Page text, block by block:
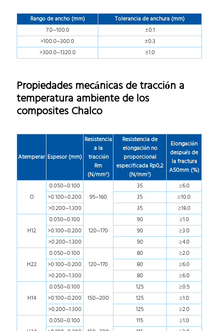
Rango de ancho (mm)
Tolerancia de anchura (mm)
7.0~100.0
±0.1
>100.0~300.0
±0.3
>300.0~1320.0
±1.0
Propiedades mecánicas de tracción a
temperatura ambiente de los
composites Chalco
Atemperar Espesor (mm)
Resistencia
a la
tracción
Rm
(N/mm²)
Resistencia de
elongación no
proporcional
especificada Rp0,2
(N/mm²)
Elongación
después de
la fractura
A50mm (%)
O
0.050~0.100
95~160
35
≥6.0
>0.100~0.200
35
≥10.0
>0.200~1.300
35 ≥18.0
H12
0.050~0.100
120~170
90
≥1.0
>0.100~0.200
90
≥3.0
>0.200~1.300
90 ≥4.0
H22
0.050~0.100
120~170
80
≥2.0
>0.100~0.200
80
≥6.0
>0.200~1.300
80 ≥6.0
H14
0.050~0.100
150~200
125
≥0.5
>0.100~0.200
125
≥1.0
>0.200~1.300
125 ≥2.0
0.050~0.100
115
≥1.0